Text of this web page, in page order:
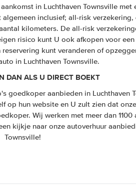
in Luchthaven Townsville met
inclusief; all-risk
kilometers. De all-risk
risico kunt U ook afkopen voor
kunt veranderen of
in Luchthaven Townsville.
DAN ALS U DIRECT BOEKT
goedkoper aanbieden in Luchthaven
op hun website en U zult zien dat
Wij werken met meer dan 1100
kijkje naar onze autoverhuur
Townsville!